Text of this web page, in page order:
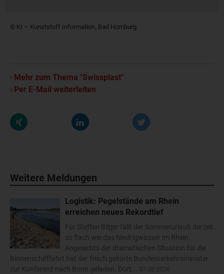
© KI – Kunststoff Information, Bad Homburg
Mehr zum Thema "Swissplast"
Per E-Mail weiterleiten
Weitere Meldungen
Logistik: Pegelstände am Rhein
erreichen neues Rekordtief
Für Steffen Bilger fällt der Sommerurlaub derzeit
so flach wie das Niedrigwasser im Rhein.
Angesichts der dramatischen Situation für die
Binnenschifffahrt hat der frisch gekürte Bundesverkehrsminister
zur Konferenz nach Bonn geladen. Dort...